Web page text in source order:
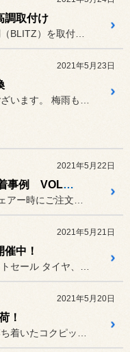
取付け
2021年5月23日
2021年5月22日
2021年春ホイール装着事例 VOLK RACING G025 NEWカラー
お客様には春のVOLKフェアー時にご注文頂き、大変永らくお待たせし...
2021年5月21日
中！
只今開催中のアウトレットセール タイヤ、アルミホイールなど
2021年5月20日
！
タイヤ交換がすっかり落ち着いたコクピット西部は、